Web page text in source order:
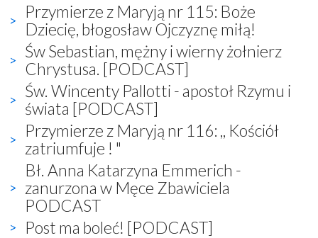
Przymierze z Maryją nr 115: Boże
Dziecię, błogosław Ojczyznę miłą!
Św Sebastian, mężny i wierny żołnierz
Chrystusa. [PODCAST]
Św. Wincenty Pallotti - apostoł Rzymu i
świata [PODCAST]
Przymierze z Maryją nr 116: ,, Kościół
zatriumfuje ! "
Bł. Anna Katarzyna Emmerich -
zanurzona w Męce Zbawiciela
PODCAST
Post ma boleć! [PODCAST]